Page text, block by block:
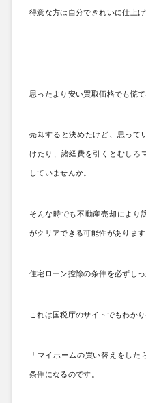
得意な方は自分できれいに仕上げ
思ったより安い買取価格でも慌
売却すると決めたけど、思って
けたり、諸経費を引くとむしろ
していませんか。
そんな時でも不動産売却により
がクリアできる可能性があります
住宅ローン控除の条件を必ずし
これは国税庁のサイトでもわか
「マイホームの買い替えをし
条件になるのです。